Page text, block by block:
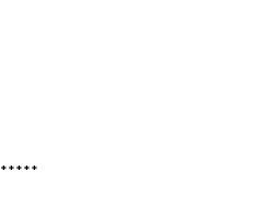
*****